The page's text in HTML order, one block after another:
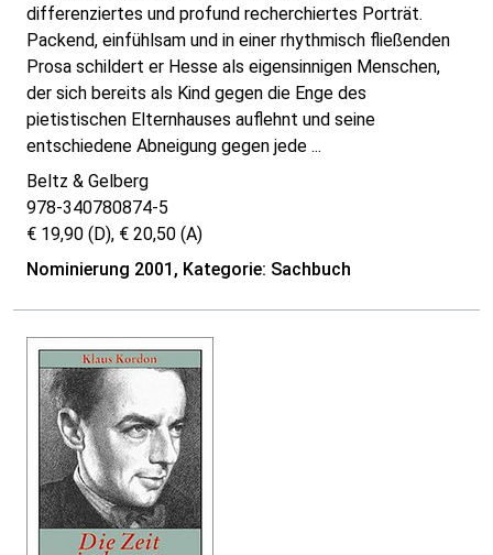
differenziertes und profund recherchiertes Porträt.
Packend, einfühlsam und in einer rhythmisch fließenden
Prosa schildert er Hesse als eigensinnigen Menschen,
der sich bereits als Kind gegen die Enge des
pietistischen Elternhauses auflehnt und seine
entschiedene Abneigung gegen jede ...
Beltz & Gelberg
978-340780874-5
€ 19,90 (D), € 20,50 (A)
Nominierung 2001, Kategorie: Sachbuch